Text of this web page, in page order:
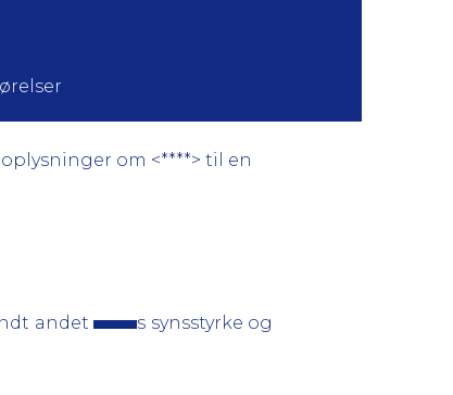
om <****> til en
andet
s synsstyrke og